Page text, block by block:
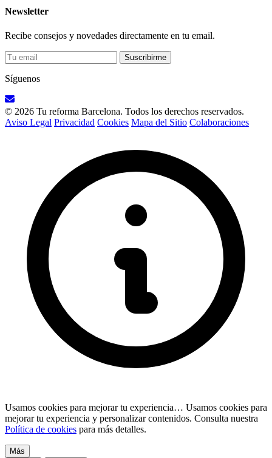
Newsletter
Recibe consejos y novedades directamente en tu email.
Suscribirme
Síguenos
© 2026 Tu reforma Barcelona. Todos los derechos reservados.
Aviso Legal Privacidad Cookies Mapa del Sitio Colaboraciones
Usamos cookies para mejorar tu experiencia… Usamos cookies para
mejorar tu experiencia y personalizar contenidos. Consulta nuestra
Política de cookies para más detalles.
Más